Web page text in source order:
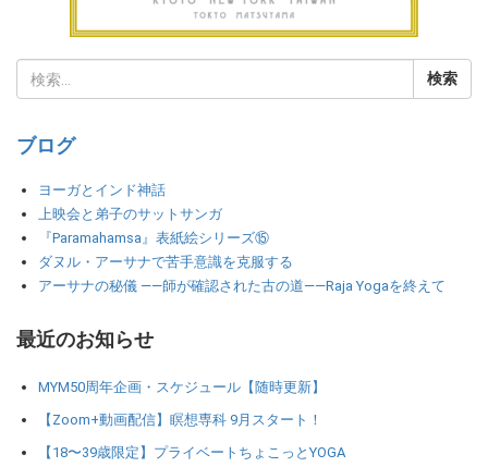
ブログ
ヨーガとインド神話
上映会と弟子のサットサンガ
『Paramahamsa』表紙絵シリーズ⑮
ダヌル・アーサナで苦手意識を克服する
アーサナの秘儀 ――師が確認された古の道――Raja Yogaを終えて
最近のお知らせ
MYM50周年企画・スケジュール【随時更新】
【Zoom+動画配信】瞑想専科 9月スタート！
【18〜39歳限定】プライベートちょこっとYOGA